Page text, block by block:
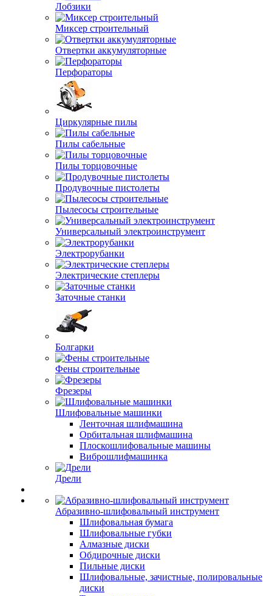
Лобзики
Миксер строительный
Отвертки аккумуляторные
Перфораторы
Циркулярные пилы
Пилы сабельные
Пилы торцовочные
Продувочные пистолеты
Пылесосы строительные
Универсальный электроинструмент
Электрорубанки
Электрические степлеры
Заточные станки
Болгарки
Фены строительные
Фрезеры
Шлифовальные машинки
Ленточная шлифмашина
Орбитальная шлифмашина
Плоскошлифовальные машины
Виброшлифмашинка
Дрели
Абразивно-шлифовальный инструмент
Шлифовальная бумага
Шлифовальные губки
Алмазные диски
Обдирочные диски
Пильные диски
Шлифовальные, зачистные, полировальные
диски